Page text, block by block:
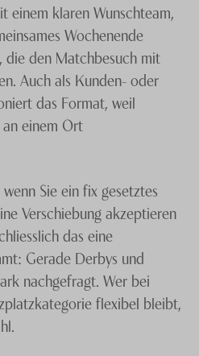
einem klaren Wunschteam,
Wochenende
die den Matchbesuch mit
Auch als Kunden- oder
das Format, weil
einem Ort
Sie ein fix gesetztes
Verschiebung akzeptieren
das eine
Gerade Derbys und
nachgefragt. Wer bei
flexibel bleibt,